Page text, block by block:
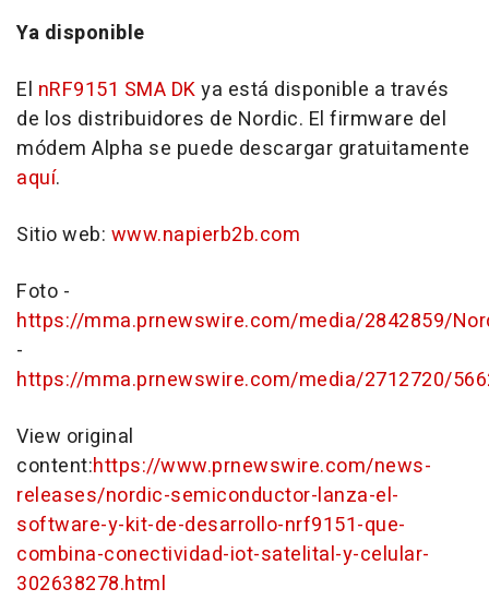
Ya disponible
El nRF9151 SMA DKya está disponible a través
de los distribuidores de Nordic. El firmware del
módem Alpha se puede descargar gratuitamente
aquí.
Sitio web: www.napierb2b.com
Foto -
https://mma.prnewswire.com/media/2842859/
-
https://mma.prnewswire.com/media/2712720/
View original
content:https://www.prnewswire.com/news-
releases/nordic-semiconductor-lanza-el-
software-y-kit-de-desarrollo-nrf9151-que-
combina-conectividad-iot-satelital-y-celular-
302638278.html